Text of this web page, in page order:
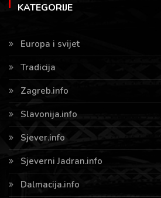
KATEGORIJE
Europa i svijet
Tradicija
Zagreb.info
Slavonija.info
Sjever.info
Sjeverni Jadran.info
Dalmacija.info